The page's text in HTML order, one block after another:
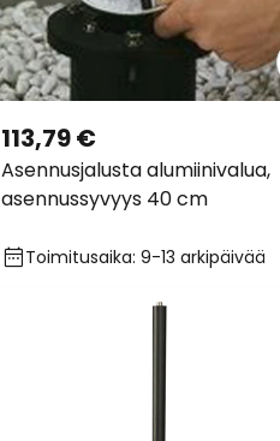
Asennusjalusta alumiinivalua,
asennussyvyys 40 cm
113,79 €
Toimitusaika: 9-13 arkipäivää